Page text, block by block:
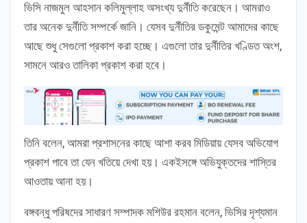
ভিসি নাজমুল আহসান কলিমুল্লাহ অসংখ্য দুর্নীতি করেছেন। আমরাও
তার অনেক দুর্নীতি সম্পর্কে জানি। যেসব দুর্নীতির ডকুমেন্ট আমাদের কাছে
আছে শুধু সেগুলো প্রকাশ করা হচ্ছে। এগুলো তার দুর্নীতির খণ্ডিত অংশ,
সামনে আরও তালিকা প্রকাশ করা হবে।
তিনি বলেন, আমরা প্রশাসনের কাছে আশা করব মিডিয়ায় যেসব অভিযোগ
প্রকাশ পাবে তা যেন খতিয়ে দেখা হয়। একইসঙ্গে অভিযুক্তদের শাস্তির
আওতায় আনা হয়।
বঙ্গবন্ধু পরিষদের সাধারণ সম্পাদক মশিউর রহমান বলেন, ভিসির দৃশ্যমান